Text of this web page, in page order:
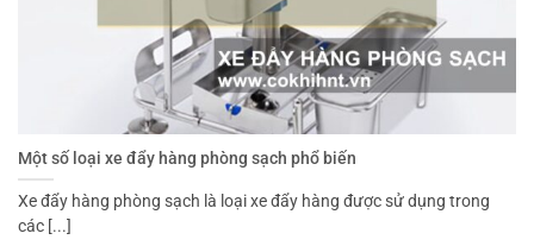
Một số loại xe đẩy hàng phòng sạch phổ biến
Xe đẩy hàng phòng sạch là loại xe đẩy hàng được sử dụng trong
các [...]